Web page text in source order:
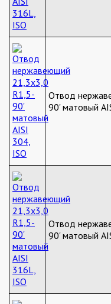
Отвод
90' матовый
Отвод
90' матовый